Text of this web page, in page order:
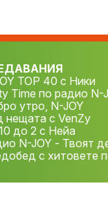
TOP 40 с Ники
Time по радио N-
утро, N-JOY
нещата с VenZy
до 2 с Нейа
N-JOY - Твоят
с хитовете